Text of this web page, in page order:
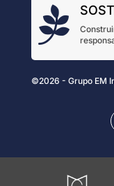

©2026 - Grupo EM